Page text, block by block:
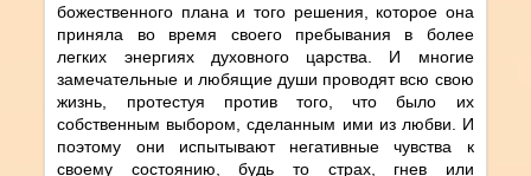
божественного плана и того решения, которое она
приняла во время своего пребывания в более
легких энергиях духовного царства. И многие
замечательные и любящие души проводят всю свою
жизнь, протестуя против того, что было их
собственным выбором, сделанным ими из любви. И
поэтому они испытывают негативные чувства к
своему состоянию, будь то страх, гнев или